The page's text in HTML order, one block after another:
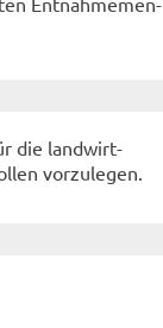
die land­wirt­
vor­zu­le­gen.